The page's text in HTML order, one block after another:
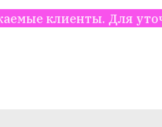
Для уточнения